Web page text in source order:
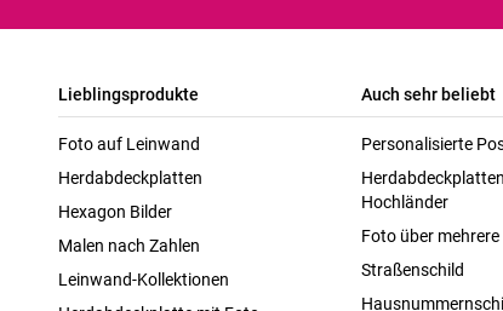
Lieblingsprodukte
Foto auf Leinwand
Herdabdeckplatten
Hexagon Bilder
Malen nach Zahlen
Leinwand-Kollektionen
Auch sehr beliebt
Personalisierte
Hochländer
Foto über
Straßenschild